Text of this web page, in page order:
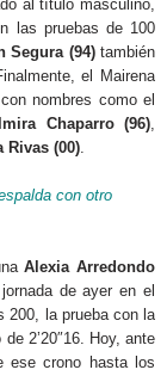
al título masculino,
las pruebas de 100
Segura (94)también
el Mairena
nombres como el
Chaparro (96),
Rivas (00).
con otro
Alexia Arredondo
de ayer en el
200, la prueba con la
2’20″16. Hoy, ante
ese crono hasta los